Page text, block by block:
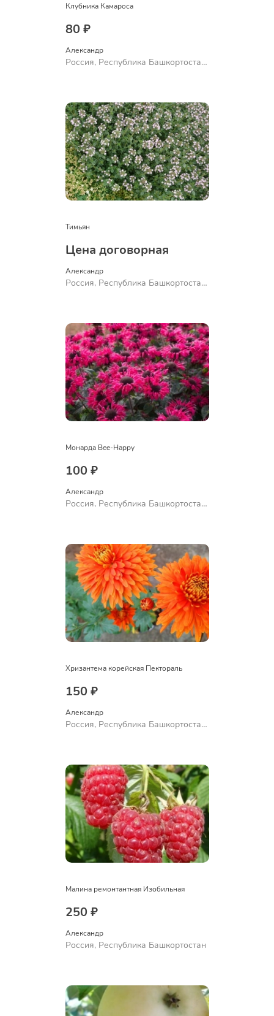
Клубника Камароса
80 ₽
Александр
Россия, Республика Башкортостан,
Тимьян
Цена договорная
Александр
Россия, Республика Башкортостан,
Монарда Bee-Happy
100 ₽
Александр
Россия, Республика Башкортостан,
Хризантема корейская Пектораль
150 ₽
Александр
Россия, Республика Башкортостан,
Малина ремонтантная Изобильная
250 ₽
Александр
Россия, Республика Башкортостан